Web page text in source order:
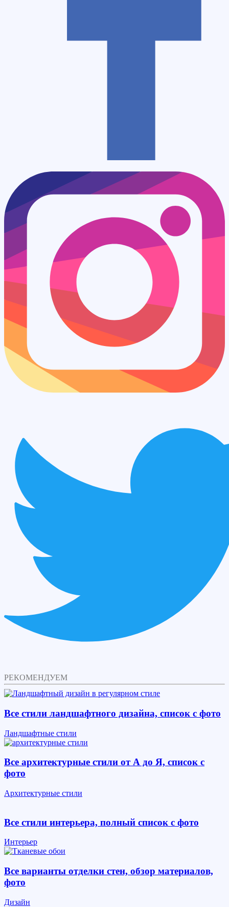
РЕКОМЕНДУЕМ
Все стили ландшафтного дизайна, список с фото
Ландшафтные стили
Все архитектурные стили от А до Я, список с
фото
Архитектурные стили
Все стили интерьера, полный список с фото
Интерьер
Все варианты отделки стен, обзор материалов,
фото
Дизайн